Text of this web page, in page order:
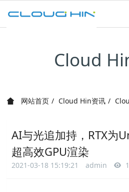
Cloud
网站首页 Cloud Hin资讯
AI与光追加持，RTX为
超高效GPU渲染
2021-03-18 15:19:21 admin